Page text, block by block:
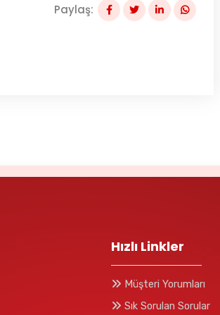
Paylaş:
Hızlı Linkler
Müşteri Yorumları
Sık Sorulan Sorular